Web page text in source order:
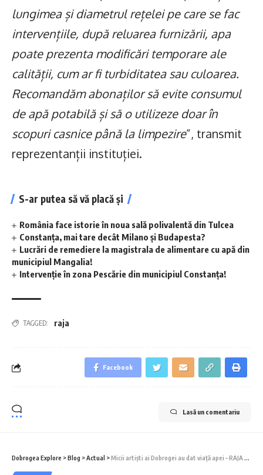
lungimea și diametrul rețelei pe care se fac
intervențiile, după reluarea furnizării, apa
poate prezenta modificări temporare ale
calității, cum ar fi turbiditatea sau culoarea.
Recomandăm abonaților să evite consumul
de apă potabilă și să o utilizeze doar în
scopuri casnice până la limpezire”, transmit
reprezentanții instituției.
S-ar putea să vă placă și
România face istorie în noua sală polivalentă din Tulcea
Constanța, mai tare decât Milano și Budapesta?
Lucrări de remediere la magistrala de alimentare cu apă din
municipiul Mangalia!
Intervenție în zona Pescărie din municipiul Constanța!
TAGGED: raja
Facebook
Lasă un comentariu
Dobrogea Explore >Blog >Actual >Micii artiști ai Dobrogei au dat viață apei – RAJA anunță câștigătorii concursului „Apa este Viață, 2025”